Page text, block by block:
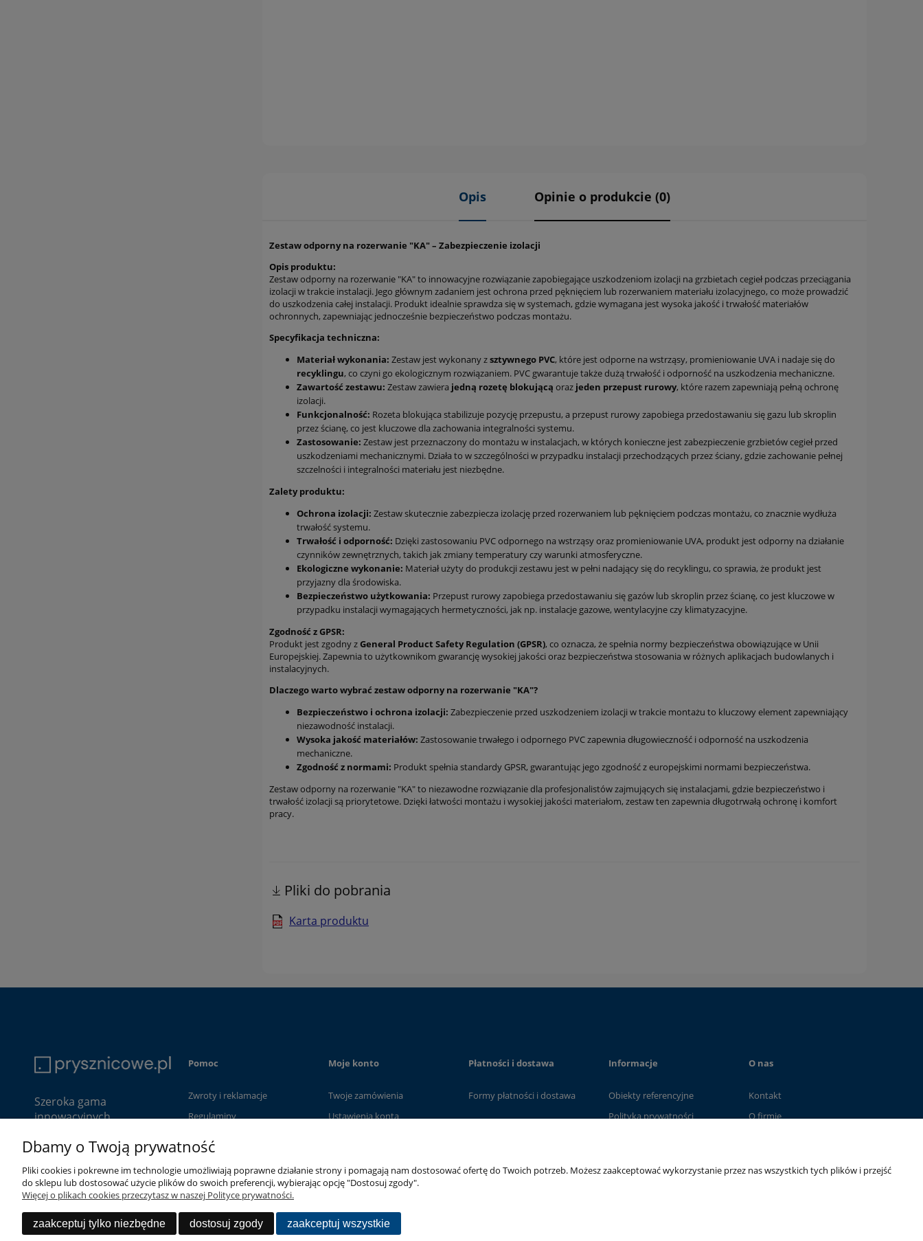
Opis Opinie o produkcie (0)
Zestaw odporny na rozerwanie "KA" – Zabezpieczenie izolacji
Opis produktu:
Zestaw odporny na rozerwanie "KA" to innowacyjne rozwiązanie zapobiegające uszkodzeniom izolacji na grzbietach cegieł podczas przeciągania
izolacji w trakcie instalacji. Jego głównym zadaniem jest ochrona przed pęknięciem lub rozerwaniem materiału izolacyjnego, co może prowadzić
do uszkodzenia całej instalacji. Produkt idealnie sprawdza się w systemach, gdzie wymagana jest wysoka jakość i trwałość materiałów
ochronnych, zapewniając jednocześnie bezpieczeństwo podczas montażu.
Specyfikacja techniczna:
Materiał wykonania: Zestaw jest wykonany zsztywnego PVC, które jest odporne na wstrząsy, promieniowanie UVA i nadaje się do
recyklingu, co czyni go ekologicznym rozwiązaniem. PVC gwarantuje także dużą trwałość i odporność na uszkodzenia mechaniczne.
Zawartość zestawu: Zestaw zawiera jedną rozetę blokującą oraz jeden przepust rurowy, które razem zapewniają pełną ochronę
izolacji.
Funkcjonalność: Rozeta blokująca stabilizuje pozycję przepustu, a przepust rurowy zapobiega przedostawaniu się gazu lub skroplin
przez ścianę, co jest kluczowe dla zachowania integralności systemu.
Zastosowanie: Zestaw jest przeznaczony do montażu w instalacjach, w których konieczne jest zabezpieczenie grzbietów cegieł przed
uszkodzeniami mechanicznymi. Działa to w szczególności w przypadku instalacji przechodzących przez ściany, gdzie zachowanie pełnej
szczelności i integralności materiału jest niezbędne.
Zalety produktu:
Ochrona izolacji: Zestaw skutecznie zabezpiecza izolację przed rozerwaniem lub pęknięciem podczas montażu, co znacznie wydłuża
trwałość systemu.
Trwałość i odporność: Dzięki zastosowaniu PVC odpornego na wstrząsy oraz promieniowanie UVA, produkt jest odporny na działanie
czynników zewnętrznych, takich jak zmiany temperatury czy warunki atmosferyczne.
Ekologiczne wykonanie: Materiał użyty do produkcji zestawu jest w pełni nadający się do recyklingu, co sprawia, że produkt jest
przyjazny dla środowiska.
Bezpieczeństwo użytkowania: Przepust rurowy zapobiega przedostawaniu się gazów lub skroplin przez ścianę, co jest kluczowe w
przypadku instalacji wymagających hermetyczności, jak np. instalacje gazowe, wentylacyjne czy klimatyzacyjne.
Zgodność z GPSR:
Produkt jest zgodny zGeneral Product Safety Regulation (GPSR), co oznacza, że spełnia normy bezpieczeństwa obowiązujące w Unii
Europejskiej. Zapewnia to użytkownikom gwarancję wysokiej jakości oraz bezpieczeństwa stosowania w różnych aplikacjach budowlanych i
instalacyjnych.
Dlaczego warto wybrać zestaw odporny na rozerwanie "KA"?
Bezpieczeństwo i ochrona izolacji: Zabezpieczenie przed uszkodzeniem izolacji w trakcie montażu to kluczowy element zapewniający
niezawodność instalacji.
Wysoka jakość materiałów: Zastosowanie trwałego i odpornego PVC zapewnia długowieczność i odporność na uszkodzenia
mechaniczne.
Zgodność z normami: Produkt spełnia standardy GPSR, gwarantując jego zgodność z europejskimi normami bezpieczeństwa.
Zestaw odporny na rozerwanie "KA" to niezawodne rozwiązanie dla profesjonalistów zajmujących się instalacjami, gdzie bezpieczeństwo i
trwałość izolacji są priorytetowe. Dzięki łatwości montażu i wysokiej jakości materiałom, zestaw ten zapewnia długotrwałą ochronę i komfort
pracy.
Pliki do pobrania
Karta produktu
Pomoc
Zwroty i reklamacje
Regulaminy
Moje konto
Twoje zamówienia
Ustawienia konta
Płatności i dostawa
Formy płatności i dostawa
Informacje
Obiekty referencyjne
Polityka prywatności
O nas
Kontakt
O firmie
Szeroka gama
innowacyjnych
jakości do niszowych
sanitarnego i
budowlanego.
Dbamy o Twoją prywatność
Pliki cookies i pokrewne im technologie umożliwiają poprawne działanie strony i pomagają nam dostosować ofertę do Twoich potrzeb. Możesz zaakceptować wykorzystanie przez nas wszystkich tych plików i przejść
do sklepu lub dostosować użycie plików do swoich preferencji, wybierając opcję "Dostosuj zgody".
Więcej o plikach cookies przeczytasz w naszej Polityce prywatności.
zaakceptuj tylko niezbędne dostosuj zgody zaakceptuj wszystkie